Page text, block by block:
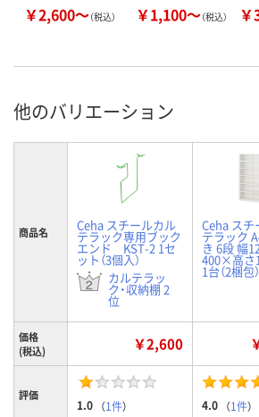
￥2,600～（税込） ￥1,100～（税込）
他のバリエーション
商品名 Ceha スチールカル
テラック専用ブック
エンド KST-2 1セ
ット（3個入）
カルテラッ
ク・収納棚 2
位
Ceha スチ
テラック
き 6段 幅
400×高さ
1台（2梱包）
価格
(税込)
￥2,600
評価
1.0 （1件） 4.0 （1件）